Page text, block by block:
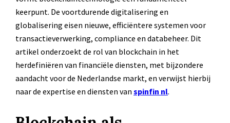
keerpunt. De voortdurende digitalisering en
globalisering eisen nieuwe, efficiëntere systemen voor
transactieverwerking, compliance en databeheer. Dit
artikel onderzoekt de rol van blockchain in het
herdefiniëren van financiële diensten, met bijzondere
aandacht voor de Nederlandse markt, en verwijst hierbij
naar de expertise en diensten van spinfin nl.